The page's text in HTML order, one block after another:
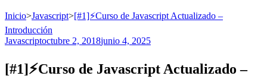
Inicio>Javascript>[#1]⚡Curso de Javascript Actualizado –
Introducción
Javascriptoctubre 2, 2018junio 4, 2025
[#1]⚡Curso de Javascript Actualizado –